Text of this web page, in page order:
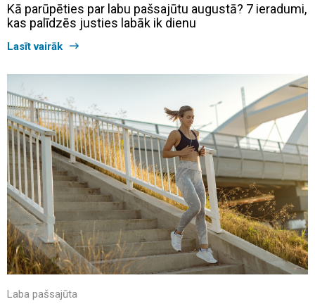
Kā parūpēties par labu pašsajūtu augustā? 7 ieradumi,
kas palīdzēs justies labāk ik dienu
Lasīt vairāk
Laba pašsajūta